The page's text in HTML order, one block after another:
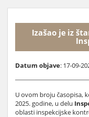
Izašao je iz
Datum objave: 17-09-
U ovom broju časopisa,
2025. godine, u delu
oblasti inspekcijske